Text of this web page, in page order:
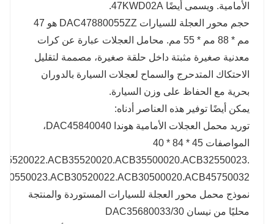
الأمامية. ويسمى أيضًا 47KWD02A.
حجم محور العجلة للسيارات DAC47880055ZZ هو 47
مم * 88 مم * 55 مم. محامل العجلات عبارة عن كرات
معدنية صغيرة مثبتة داخل حلقة صغيرة، مصممة لتقليل
الاحتكاك المتدحرج والسماح لعجلات السيارة بالدوران
بحرية مع الحفاظ على وزن السيارة.
يمكن أيضًا توفير هذه العناصر أدناه:
توريد محمل العجلات الأمامية هوندا DAC45840040،
المواصفات 45 * 84 * 40
نموذج محمل محور العجلة للسيارات المستوردة والمنتجة
محليًا من نيسان DAC35680033/30